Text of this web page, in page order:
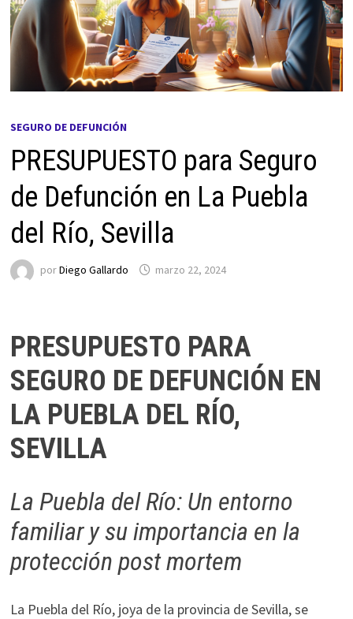
SEGURO DE DEFUNCIÓN
PRESUPUESTO para Seguro
de Defunción en La Puebla
del Río, Sevilla
porDiego Gallardo marzo 22, 2024
PRESUPUESTO PARA
SEGURO DE DEFUNCIÓN EN
LA PUEBLA DEL RÍO,
SEVILLA
La Puebla del Río: Un entorno
familiar y su importancia en la
protección post mortem
La Puebla del Río, joya de la provincia de Sevilla, se